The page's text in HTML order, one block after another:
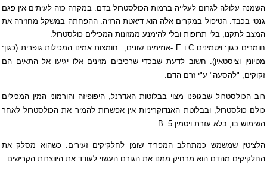
השמנה עלולה לגרום לעלייה ברמות הכולסטרול בדם. במקרה כזה לעיתים אין פגם
גנטי בכבד. הטיפול במקרים אלה הוא דיאטת הרזיה: ההפחתה במשקל מחזירה את
המצב לתקנו, בלי תרופות ובלי להימנע ממזונות המכילים כולסטרול
חומרים כגון: ויטמינים Cו - Eאנזימים שונים, חומצות אמינו המכילות גופרית (כגון:
מטיונין וציסטאין). חשוב לדעת שבכדי שרכיבים מזינים אלו יגיעו אל התאים הם
זקוקים, "להסעה" ע"י זרם הדם
רוב הכולסטרול שבגופנו מצוי בבלוטות האדרנל, היפופיזה והורמוני המין המכילים
כולם כולסטרול, ובבלוטת האנדוקריניות אין אפשרות להמיר את הכולסטרול לאחר
השימוש בו, בלא עזרת ויטמין 5 B .
הלציטין שמשמש כמתחלב המפריד שומן לחלקיקים זעירים. כשהוא מסלק את
החלקיקים מהדם הוא מרחיק ממנו את הגורם העשוי לעודד את היווצרות הקרישים.